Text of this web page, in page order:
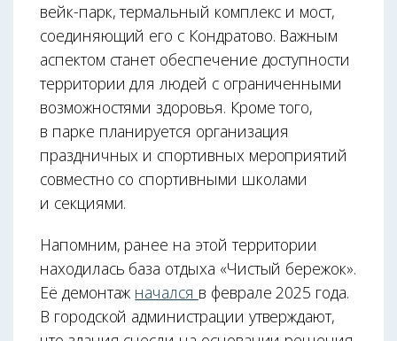
вейк-парк, термальный комплекс и мост,
соединяющий его с Кондратово. Важным
аспектом станет обеспечение доступности
территории для людей с ограниченными
возможностями здоровья. Кроме того,
в парке планируется организация
праздничных и спортивных мероприятий
совместно со спортивными школами
и секциями.
Напомним, ранее на этой территории
находилась база отдыха «Чистый бережок».
Её демонтаж начался в феврале 2025 года.
В городской администрации утверждают,